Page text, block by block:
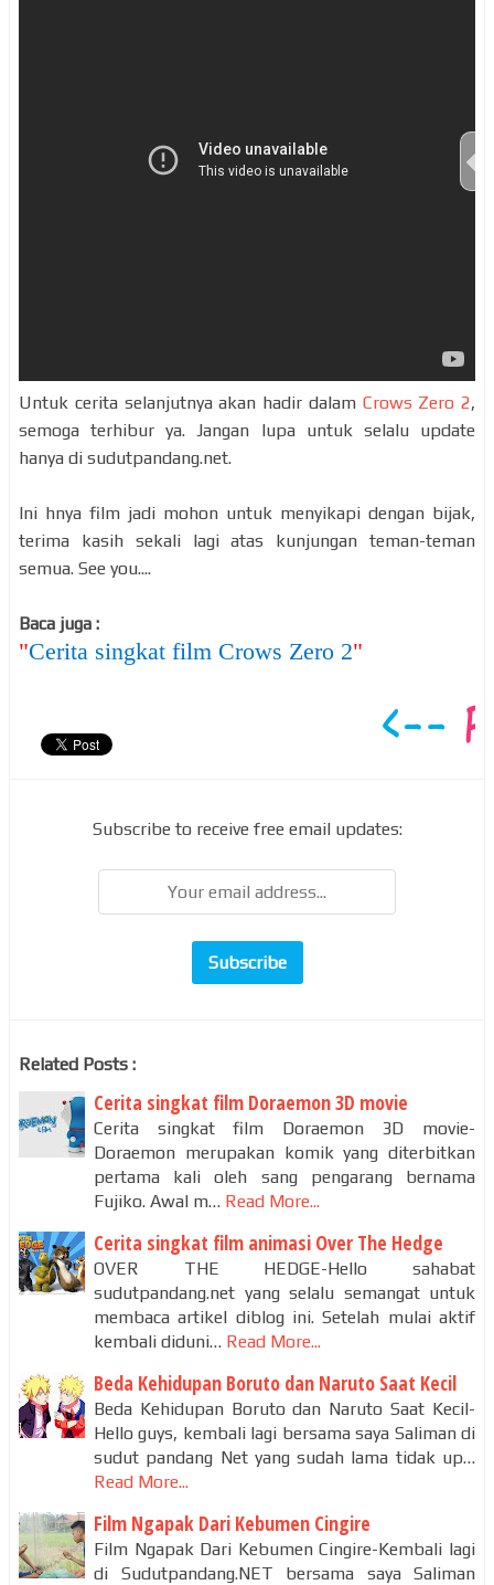
Untuk cerita selanjutnya akan hadir dalam Crows Zero 2,
semoga terhibur ya. Jangan lupa untuk selalu update
hanya di sudutpandang.net.
Ini hnya film jadi mohon untuk menyikapi dengan bijak,
terima kasih sekali lagi atas kunjungan teman-teman
semua. See you....
Baca juga :
"Cerita singkat film Crows Zero 2"
Subscribe to receive free email updates:
Related Posts :
Cerita singkat film Doraemon 3D movie
Cerita singkat film Doraemon 3D movie-
Doraemon merupakan komik yang diterbitkan
pertama kali oleh sang pengarang bernama
Fujiko. Awal m… Read More...
Cerita singkat film animasi Over The Hedge
OVER THE HEDGE-Hello sahabat
sudutpandang.net yang selalu semangat untuk
membaca artikel diblog ini. Setelah mulai aktif
kembali diduni… Read More...
Beda Kehidupan Boruto dan Naruto Saat Kecil
Beda Kehidupan Boruto dan Naruto Saat Kecil-
Hello guys, kembali lagi bersama saya Saliman di
sudut pandang Net yang sudah lama tidak up…
Read More...
Film Ngapak Dari Kebumen Cingire
Film Ngapak Dari Kebumen Cingire-Kembali lagi
di Sudutpandang.NET bersama saya Saliman